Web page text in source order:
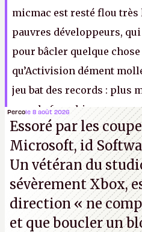
micmac est resté flou
pauvres développeurs,
pour bâcler quelque chose
qu’Activision dément
jeu bat des records : plus
pour la franchise, score
RedfallouGollum… Je suis
crunch et doigt mouillé
de la série.P.
Percole 8 août 2026
Essoré par les
Microsoft, id
Un vétéran du
sévèrement Xbox,
direction« ne
et que boucler un